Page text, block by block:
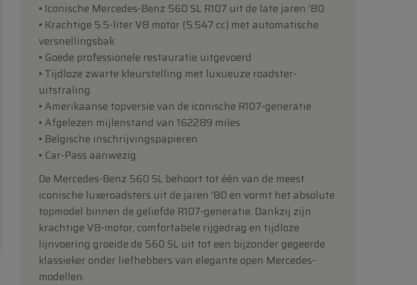
• Iconische Mercedes-Benz 560 SL R107 uit de late jaren ’80
• Krachtige 5.5-liter V8 motor (5.547 cc) met automatische
versnellingsbak
• Goede professionele restauratie uitgevoerd
• Tijdloze zwarte kleurstelling met luxueuze roadster-
uitstraling
• Amerikaanse topversie van de iconische R107-generatie
• Afgelezen mijlenstand van 162289 miles
• Belgische inschrijvingspapieren
• Car-Pass aanwezig
De Mercedes-Benz 560 SL behoort tot één van de meest
iconische luxeroadsters uit de jaren ’80 en vormt het absolute
topmodel binnen de geliefde R107-generatie. Dankzij zijn
krachtige V8-motor, comfortabele rijgedrag en tijdloze
lijnvoering groeide de 560 SL uit tot een bijzonder gegeerde
klassieker onder liefhebbers van elegante open Mercedes-
modellen.